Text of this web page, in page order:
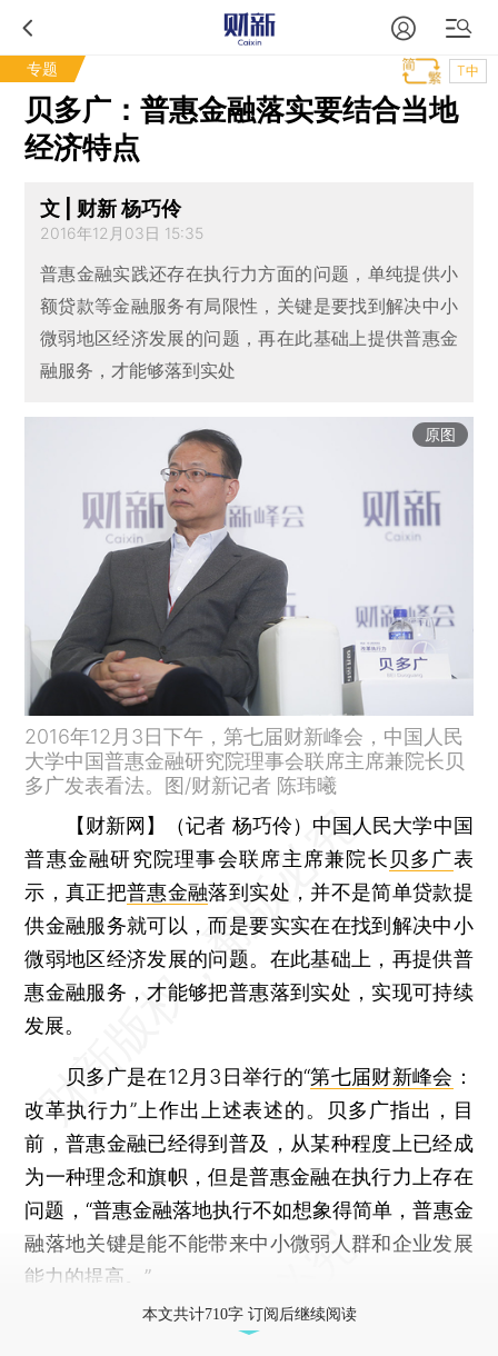
专题 T中
贝多广：普惠金融落实要结合当地
经济特点
文 | 财新 杨巧伶
2016年12月03日 15:35
普惠金融实践还存在执行力方面的问题，单纯提供小
额贷款等金融服务有局限性，关键是要找到解决中小
微弱地区经济发展的问题，再在此基础上提供普惠金
融服务，才能够落到实处
原图
2016年12月3日下午，第七届财新峰会，中国人民
大学中国普惠金融研究院理事会联席主席兼院长贝
多广发表看法。图/财新记者 陈玮曦
【财新网】（记者 杨巧伶） 中国人民大学中国
普惠金融研究院理事会联席主席兼院长 贝多广表
示，真正把普惠金融落到实处，并不是简单贷款提
供金融服务就可以，而是要实实在在找到解决中小
微弱地区经济发展的问题。在此基础上，再提供普
惠金融服务，才能够把普惠落到实处，实现可持续
发展。
贝多广是在12月3日举行的“第七届财新峰会 ：
改革执行力”上作出上述表述的。贝多广指出，目
前，普惠金融已经得到普及，从某种程度上已经成
为一种理念和旗帜，但是普惠金融在执行力上存在
问题，“普惠金融落地执行不如想象得简单，普惠金
融落地关键是能不能带来中小微弱人群和企业发展
能力的提高。”
本文共计710字 订阅后继续阅读